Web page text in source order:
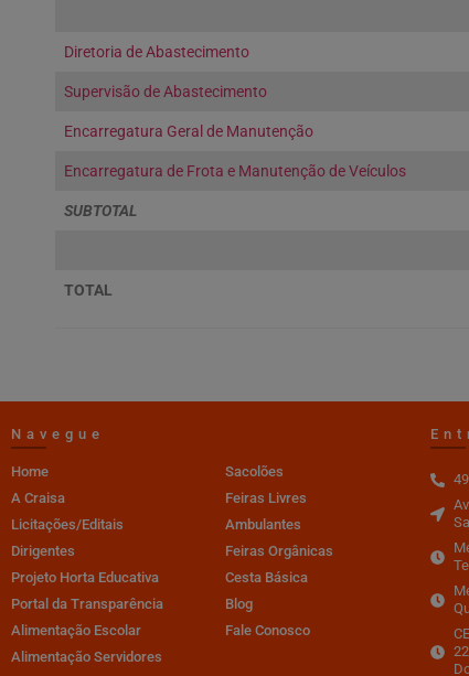
Diretoria de Abastecimento
Supervisão de Abastecimento
Encarregatura Geral de Manutenção
Encarregatura de Frota e Manutenção de Veículos
SUBTOTAL
TOTAL
Navegue
Home
A Craisa
Licitações/Editais
Dirigentes
Projeto Horta Educativa
Portal da Transparência
Alimentação Escolar
Alimentação Servidores
Sacolões
Feiras Livres
Ambulantes
Feiras Orgânicas
Cesta Básica
Blog
Fale Conosco